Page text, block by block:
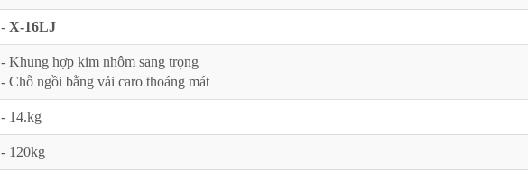
- X-16LJ
- Khung hợp kim nhôm sang trọng
- Chỗ ngồi bằng vải caro thoáng mát
- 14.kg
- 120kg